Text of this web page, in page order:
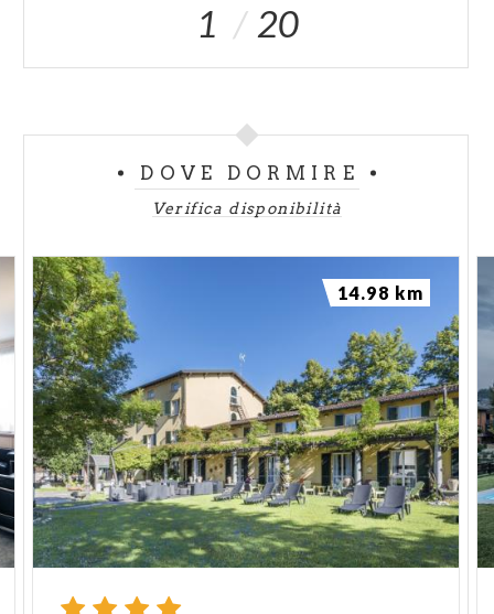
1 20
DOVE DORMIRE
Verifica disponibilità
14.98 km